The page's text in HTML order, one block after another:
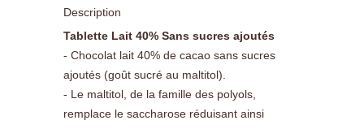
Description
Tablette Lait 40% Sans sucres ajoutés
- Chocolat lait 40% de cacao sans sucres
ajoutés (goût sucré au maltitol).
- Le maltitol, de la famille des polyols,
remplace le saccharose réduisant ainsi